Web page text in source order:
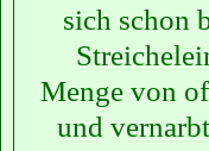
sich schon
Menge von
und